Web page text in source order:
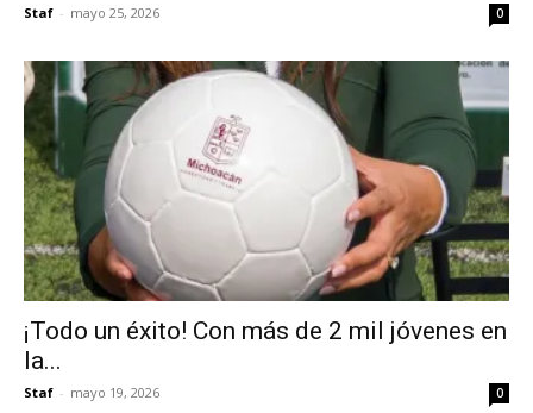
Staf - mayo 25, 2026 0
¡Todo un éxito! Con más de 2 mil jóvenes en
la...
Staf - mayo 19, 2026 0